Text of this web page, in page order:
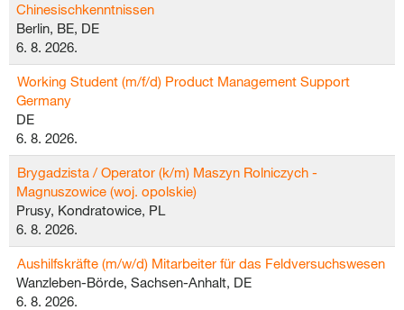
Chinesischkenntnissen
Berlin, BE, DE
6. 8. 2026.
Working Student (m/f/d) Product Management Support
Germany
DE
6. 8. 2026.
Brygadzista / Operator (k/m) Maszyn Rolniczych -
Magnuszowice (woj. opolskie)
Prusy, Kondratowice, PL
6. 8. 2026.
Aushilfskräfte (m/w/d) Mitarbeiter für das Feldversuchswesen
Wanzleben-Börde, Sachsen-Anhalt, DE
6. 8. 2026.